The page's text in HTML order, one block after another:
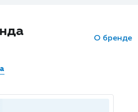
О бренде